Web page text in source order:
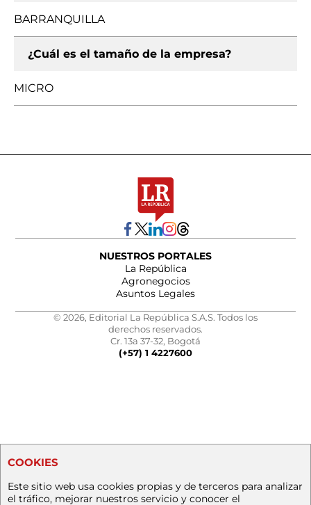
BARRANQUILLA
¿Cuál es el tamaño de la empresa?
MICRO
NUESTROS PORTALES
La República
Agronegocios
Asuntos Legales
© 2026, Editorial La República S.A.S. Todos los
derechos reservados.
Cr. 13a 37-32, Bogotá
(+57) 1 4227600
COOKIES
Este sitio web usa cookies propias y de terceros para analizar
el tráfico, mejorar nuestros servicio y conocer el